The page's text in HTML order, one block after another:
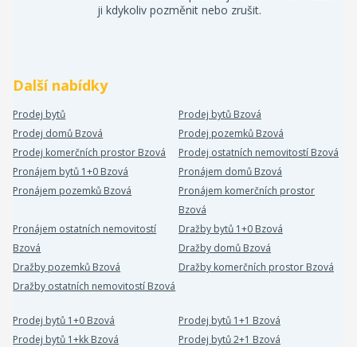
ji kdykoliv pozměnit nebo zrušit.
Další nabídky
Prodej bytů
Prodej bytů Bzová
Prodej domů Bzová
Prodej pozemků Bzová
Prodej komerčních prostor Bzová
Prodej ostatních nemovitostí Bzová
Pronájem bytů 1+0 Bzová
Pronájem domů Bzová
Pronájem pozemků Bzová
Pronájem komerčních prostor
Bzová
Pronájem ostatních nemovitostí
Bzová
Dražby bytů 1+0 Bzová
Dražby domů Bzová
Dražby pozemků Bzová
Dražby komerčních prostor Bzová
Dražby ostatních nemovitostí Bzová
Prodej bytů 1+0 Bzová
Prodej bytů 1+1 Bzová
Prodej bytů 1+kk Bzová
Prodej bytů 2+1 Bzová